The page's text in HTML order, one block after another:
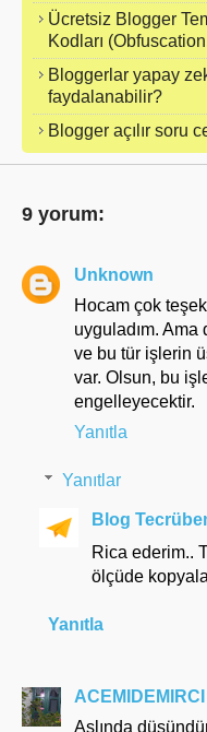
Ücretsiz Blogger
Kodları
Bloggerlar yapay
faydalanabilir?
Blogger açılır soru
9 yorum:
Unknown
Hocam çok
uyguladım.
ve bu tür işlerin
var. Olsun, bu
engelleyecektir.
Yanıtla
Yanıtlar
Blog
Rica ederim..
ölçüde
Yanıtla
ACEMIDEMIRCI
Aslında